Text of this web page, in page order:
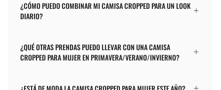
¿CÓMO PUEDO COMBINAR MI CAMISA CROPPED PARA UN LOOK
DIARIO?
¿QUÉ OTRAS PRENDAS PUEDO LLEVAR CON UNA CAMISA
CROPPED PARA MUJER EN PRIMAVERA/VERANO/INVIERNO?